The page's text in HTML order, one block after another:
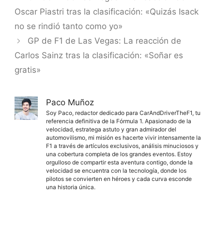
Oscar Piastri tras la clasificación: «Quizás Isack
no se rindió tanto como yo»
GP de F1 de Las Vegas: La reacción de
Carlos Sainz tras la clasificación: «Soñar es
gratis»
Paco Muñoz
Soy Paco, redactor dedicado para CarAndDriverTheF1, tu
referencia definitiva de la Fórmula 1. Apasionado de la
velocidad, estratega astuto y gran admirador del
automovilismo, mi misión es hacerte vivir intensamente la
F1 a través de artículos exclusivos, análisis minuciosos y
una cobertura completa de los grandes eventos. Estoy
orgulloso de compartir esta aventura contigo, donde la
velocidad se encuentra con la tecnología, donde los
pilotos se convierten en héroes y cada curva esconde
una historia única.